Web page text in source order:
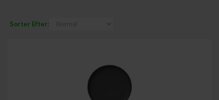
Sorter Efter: